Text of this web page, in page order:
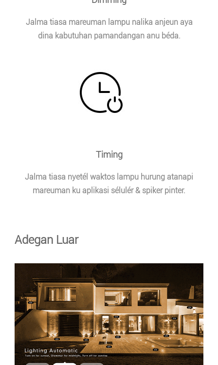
Jalma tiasa mareuman lampu nalika anjeun aya
dina kabutuhan pamandangan anu béda.
Timing
Jalma tiasa nyetél waktos lampu hurung atanapi
mareuman ku aplikasi sélulér & spiker pinter.
Adegan Luar